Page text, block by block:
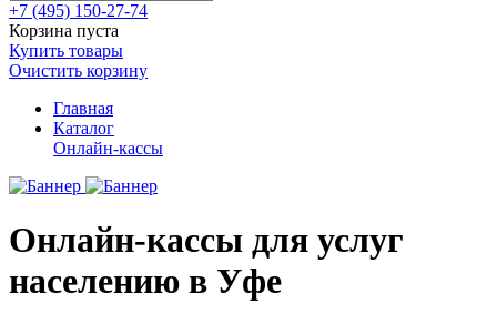
+7 (495) 150-27-74
Корзина пуста
Купить товары
Очистить корзину
Главная
Каталог
Онлайн-кассы
Онлайн-кассы для услуг
населению в Уфе